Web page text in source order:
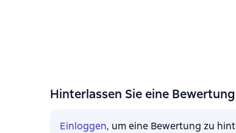
Hinterlassen Sie eine Bewertung
Einloggen, um eine Bewertung zu